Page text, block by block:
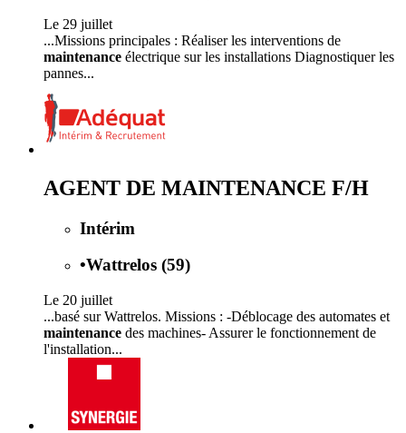
Le 29 juillet
...Missions principales : Réaliser les interventions de
maintenance électrique sur les installations Diagnostiquer les
pannes...
AGENT DE MAINTENANCE F/H
Intérim
•Wattrelos (59)
Le 20 juillet
...basé sur Wattrelos. Missions : -Déblocage des automates et
maintenance des machines- Assurer le fonctionnement de
l'installation...